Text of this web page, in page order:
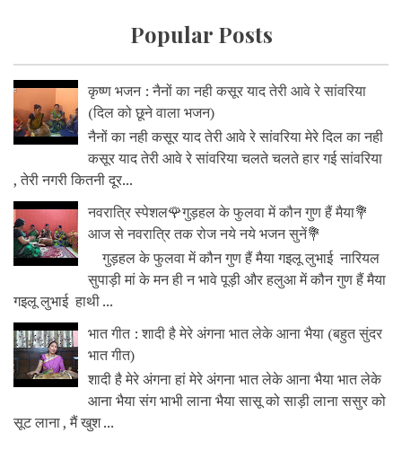
Popular Posts
कृष्ण भजन : नैनों का नही कसूर याद तेरी आवे रे सांवरिया
(दिल को छूने वाला भजन)
नैनों का नही कसूर याद तेरी आवे रे सांवरिया मेरे दिल का नही
कसूर याद तेरी आवे रे सांवरिया चलते चलते हार गई सांवरिया
, तेरी नगरी कितनी दूर...
नवरात्रि स्पेशल🌹गुड़हल के फुलवा में कौन गुण हैं मैया💐
आज से नवरात्रि तक रोज नये नये भजन सुनें💐
गुड़हल के फुलवा में कौन गुण हैं मैया गइलू लुभाई नारियल
सुपाड़ी मां के मन ही न भावे पूड़ी और हलुआ में कौन गुण हैं मैया
गइलू लुभाई हाथी ...
भात गीत : शादी है मेरे अंगना भात लेके आना भैया (बहुत सुंदर
भात गीत)
शादी है मेरे अंगना हां मेरे अंगना भात लेके आना भैया भात लेके
आना भैया संग भाभी लाना भैया सासू को साड़ी लाना ससुर को
सूट लाना , मैं खुश ...